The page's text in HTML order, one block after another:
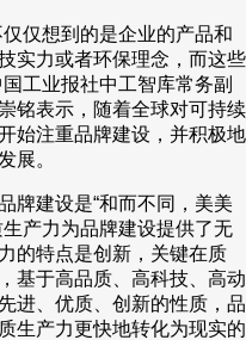
仅想到的是企业的产品和
实力或者环保理念，而这些
工业报社中工智库常务副
铭表示，随着全球对可持续
始注重品牌建设，并积极地
展。
牌建设是“和而不同，美美
产力为品牌建设提供了无
的特点是创新，关键在质
基于高品质、高科技、高动
进、优质、创新的性质，品
生产力更快地转化为现实的